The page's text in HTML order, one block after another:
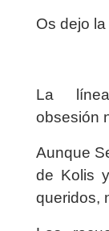
Os dejo
La
obsesión
Aunque
de Kolis
queridos,